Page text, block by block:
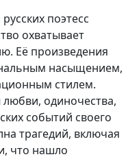
поэтесс
охватывает
Её произведения
насыщением,
стилем.
одиночества,
событий своего
трагедий, включая
что нашло